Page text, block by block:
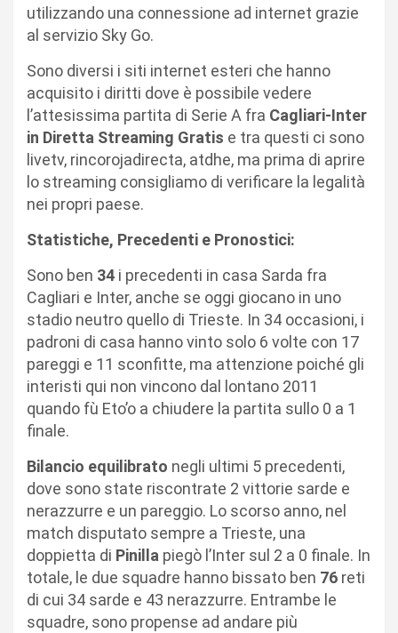
utilizzando una connessione ad internet grazie
al servizio Sky Go.
Sono diversi i siti internet esteri che hanno
acquisito i diritti dove è possibile vedere
l’attesissima partita di Serie A fra Cagliari-Inter
in Diretta Streaming Gratis e tra questi ci sono
livetv, rincorojadirecta, atdhe, ma prima di aprire
lo streaming consigliamo di verificare la legalità
nei propri paese.
Statistiche, Precedenti e Pronostici:
Sono ben 34 i precedenti in casa Sarda fra
Cagliari e Inter, anche se oggi giocano in uno
stadio neutro quello di Trieste. In 34 occasioni, i
padroni di casa hanno vinto solo 6 volte con 17
pareggi e 11 sconfitte, ma attenzione poiché gli
interisti qui non vincono dal lontano 2011
quando fù Eto’o a chiudere la partita sullo 0 a 1
finale.
Bilancio equilibrato negli ultimi 5 precedenti,
dove sono state riscontrate 2 vittorie sarde e
nerazzurre e un pareggio. Lo scorso anno, nel
match disputato sempre a Trieste, una
doppietta di Pinilla piegò l’Inter sul 2 a 0 finale. In
totale, le due squadre hanno bissato ben 76 reti
di cui 34 sarde e 43 nerazzurre. Entrambe le
squadre, sono propense ad andare più